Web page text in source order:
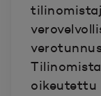
oikeutettu